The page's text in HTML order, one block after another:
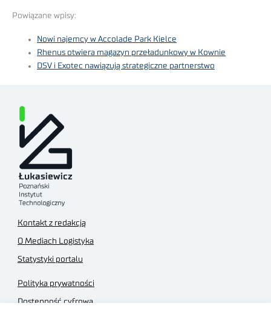
Powiązane wpisy:
Nowi najemcy w Accolade Park Kielce
Rhenus otwiera magazyn przeładunkowy w Kownie
DSV i Exotec nawiązują strategiczne partnerstwo
Kontakt z redakcją
O Mediach Logistyka
Statystyki portalu
Polityka prywatności
Dostępność cyfrowa